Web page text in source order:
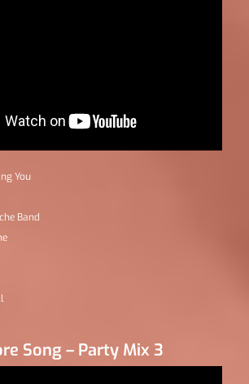
You
Band
Song – Party Mix 3